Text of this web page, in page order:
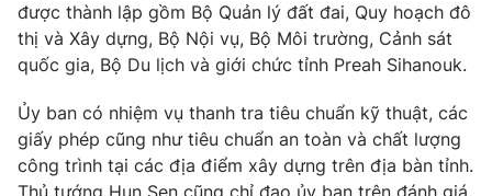
Phim VTV
Hậu trường
Nhân vật
Khán giả
Giải sao mai
Giải trí
Điện ảnh
Âm nhạc
Sao
Đời sống
Du lịch
Làm đẹp
Giáo dục
được thành lập gồm Bộ Quản lý đất đai, Quy hoạch đô
thị và Xây dựng, Bộ Nội vụ, Bộ Môi trường, Cảnh sát
quốc gia, Bộ Du lịch và giới chức tỉnh Preah Sihanouk.
Ủy ban có nhiệm vụ thanh tra tiêu chuẩn kỹ thuật, các
giấy phép cũng như tiêu chuẩn an toàn và chất lượng
công trình tại các địa điểm xây dựng trên địa bàn tỉnh.
Thủ tướng Hun Sen cũng chỉ đạo ủy ban trên đánh giá